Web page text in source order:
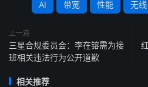
AI 带宽 性能 无线
上一篇
三星合规委员会：李在镕需为接
班相关违法行为公开道歉
相关推荐